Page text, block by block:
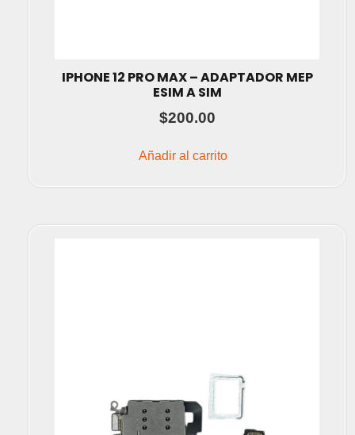
IPHONE 12 PRO MAX – ADAPTADOR MEP
ESIM A SIM
$200.00
Añadir al carrito